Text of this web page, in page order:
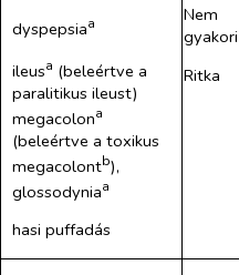
dyspepsiaa
ileusa (beleértve a
paralitikus ileust)
megacolona
(beleértve a toxi​kus
megacolontb),
glossodyniaa
hasi puffadás
Nem
gyakori
Ritka